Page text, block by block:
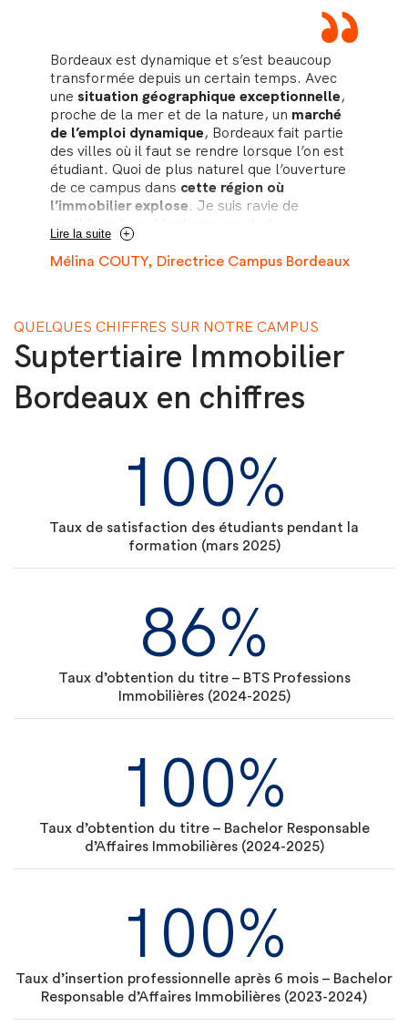
Bordeaux est dynamique et s’est beaucoup
transformée depuis un certain temps. Avec
une situation géographique exceptionnelle,
proche de la mer et de la nature, un marché
de l’emploi dynamique, Bordeaux fait partie
des villes où il faut se rendre lorsque l’on est
étudiant. Quoi de plus naturel que l’ouverture
de ce campus dans cette région où
l’immobilier explose. Je suis ravie de
participer à ce développement et
accompagner jeunes et entreprises dans leurs
ambitions.
“
Lire la suite
Mélina COUTY, Directrice Campus Bordeaux
QUELQUES CHIFFRES SUR NOTRE CAMPUS
Suptertiaire Immobilier
Bordeaux en chiffres
100%
Taux de satisfaction des étudiants pendant la
formation (mars 2025)
86%
Taux d’obtention du titre – BTS Professions
Immobilières (2024-2025)
100%
Taux d’obtention du titre – Bachelor Responsable
d’Affaires Immobilières (2024-2025)
100%
Taux d’insertion professionnelle après 6 mois – Bachelor
Responsable d’Affaires Immobilières (2023-2024)